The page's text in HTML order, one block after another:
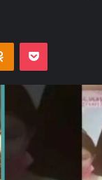
Odnoklassniki
Pocket